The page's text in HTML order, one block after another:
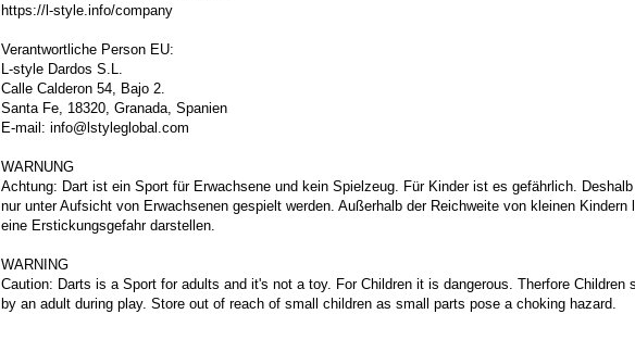
https://l-style.info/company
Verantwortliche Person EU:
L-style Dardos S.L.
Calle Calderon 54, Bajo 2.
Santa Fe, 18320, Granada, Spanien
E-mail: info@lstyleglobal.com
WARNUNG
Achtung: Dart ist ein Sport für Erwachsene und kein Spielzeug. Für Kinder ist es gefährlich.
nur unter Aufsicht von Erwachsenen gespielt werden. Außerhalb der Reichweite von kleinen Kindern
eine Erstickungsgefahr darstellen.
WARNING
Caution: Darts is a Sport for adults and it's not a toy. For Children it is dangerous. Therfore Children
by an adult during play. Store out of reach of small children as small parts pose a choking hazard.